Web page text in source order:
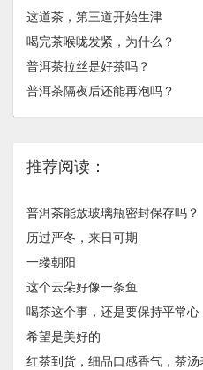
这道茶，第三道开始生津
喝完茶喉咙发紧，为什么？
普洱茶拉丝是好茶吗？
普洱茶隔夜后还能再泡吗？
推荐阅读：
普洱茶能放玻璃瓶密封保存吗？
历过严冬，来日可期
一缕朝阳
这个云朵好像一条鱼
喝茶这个事，还是要保持平常心
希望是美好的
红茶到货，细品口感香气，茶汤